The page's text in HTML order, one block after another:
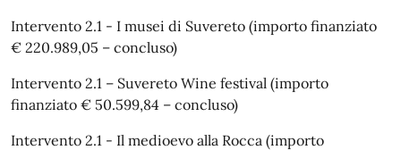
Intervento 2.1 - I musei di Suvereto (importo finanziato
€ 220.989,05 – concluso)
Intervento 2.1 – Suvereto Wine festival (importo
finanziato € 50.599,84 – concluso)
Intervento 2.1 - Il medioevo alla Rocca (importo